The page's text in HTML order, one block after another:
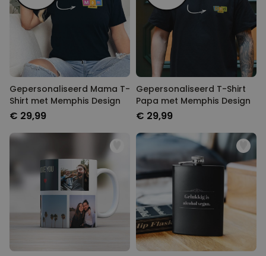
Gepersonaliseerd Mama T-
Shirt met Memphis Design
€ 29,99
Gepersonaliseerd T-Shirt
Papa met Memphis Design
€ 29,99